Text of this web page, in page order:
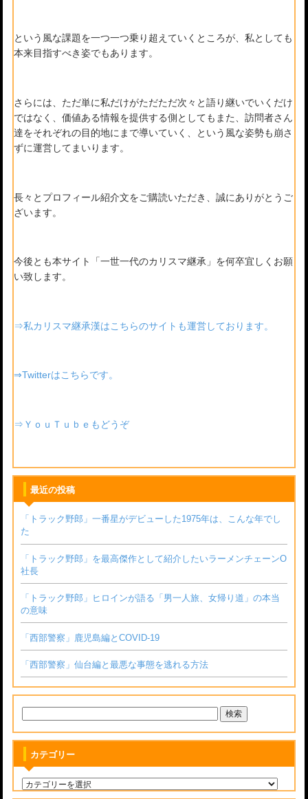
という風な課題を一つ一つ乗り超えていくところが、私としても
本来目指すべき姿でもあります。
さらには、ただ単に私だけがただただ次々と語り継いでいくだけ
ではなく、価値ある情報を提供する側としてもまた、訪問者さん
達をそれぞれの目的地にまで導いていく、という風な姿勢も崩さ
ずに運営してまいります。
長々とプロフィール紹介文をご購読いただき、誠にありがとうご
ざいます。
今後とも本サイト「一世一代のカリスマ継承」を何卒宜しくお願
い致します。
⇒私カリスマ継承漢はこちらのサイトも運営しております。
⇒Twitterはこちらです。
⇒ＹｏｕＴｕｂｅもどうぞ
最近の投稿
「トラック野郎」一番星がデビューした1975年は、こんな年でし
た
「トラック野郎」を最高傑作として紹介したいラーメンチェーンО
社長
「トラック野郎」ヒロインが語る「男一人旅、女帰り道」の本当
の意味
「西部警察」鹿児島編とCOVID-19
「西部警察」仙台編と最悪な事態を逃れる方法
カテゴリー
テ